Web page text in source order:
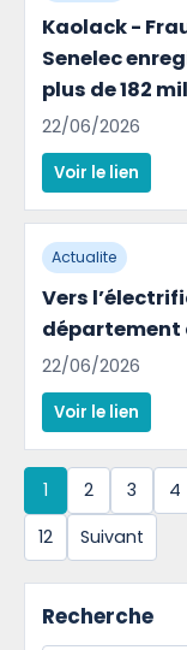
Kaolack -
Senelec
plus de 182
22/06/2026
Voir le lien
Actualite
Vers
département
22/06/2026
Voir le lien
1 2 3 4
12
Suivant
Recherche